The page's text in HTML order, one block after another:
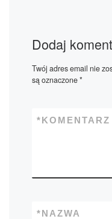
Dodaj
Twój adres email nie
są oznaczone*
KOMENTARZ
*
NAZWA
*